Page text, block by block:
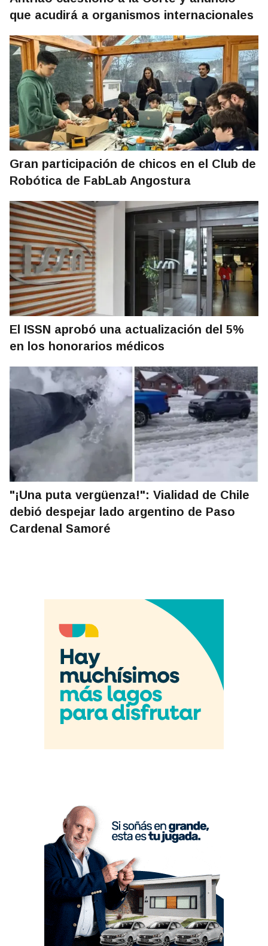
que acudirá a organismos internacionales
Gran participación de chicos en el Club de
Robótica de FabLab Angostura
El ISSN aprobó una actualización del 5%
en los honorarios médicos
"¡Una puta vergüenza!": Vialidad de Chile
debió despejar lado argentino de Paso
Cardenal Samoré